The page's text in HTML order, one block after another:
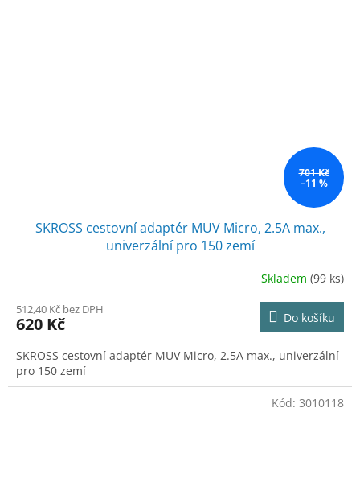
701 Kč
–11 %
SKROSS cestovní adaptér MUV Micro, 2.5A max.,
univerzální pro 150 zemí
Skladem (99 ks)
512,40 Kč bez DPH
620 Kč Do košíku
SKROSS cestovní adaptér MUV Micro, 2.5A max., univerzální
pro 150 zemí
Kód: 3010118